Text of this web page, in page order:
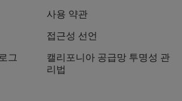
그
사용 약관
접근성 선언
캘리포니아 공급망 투명성 관
리법